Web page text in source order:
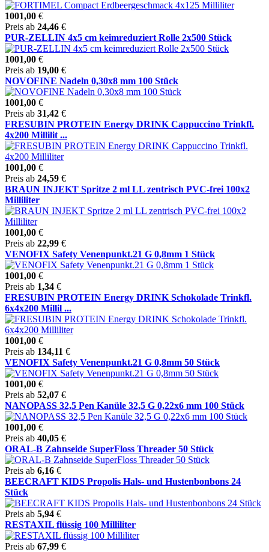
1001,00 €
Preis ab 24,46 €
PUR-ZELLIN 4x5 cm keimreduziert Rolle 2x500 Stück
1001,00 €
Preis ab 19,00 €
NOVOFINE Nadeln 0,30x8 mm 100 Stück
1001,00 €
Preis ab 31,42 €
FRESUBIN PROTEIN Energy DRINK Cappuccino Trinkfl.
4x200 Millilit ...
1001,00 €
Preis ab 24,59 €
BRAUN INJEKT Spritze 2 ml LL zentrisch PVC-frei 100x2
Milliliter
1001,00 €
Preis ab 22,99 €
VENOFIX Safety Venenpunkt.21 G 0,8mm 1 Stück
1001,00 €
Preis ab 1,34 €
FRESUBIN PROTEIN Energy DRINK Schokolade Trinkfl.
6x4x200 Millil ...
1001,00 €
Preis ab 134,11 €
VENOFIX Safety Venenpunkt.21 G 0,8mm 50 Stück
1001,00 €
Preis ab 52,07 €
NANOPASS 32,5 Pen Kanüle 32,5 G 0,22x6 mm 100 Stück
1001,00 €
Preis ab 40,05 €
ORAL-B Zahnseide SuperFloss Threader 50 Stück
Preis ab 6,16 €
BEECRAFT KIDS Propolis Hals- und Hustenbonbons 24
Stück
Preis ab 5,94 €
RESTAXIL flüssig 100 Milliliter
Preis ab 67,99 €